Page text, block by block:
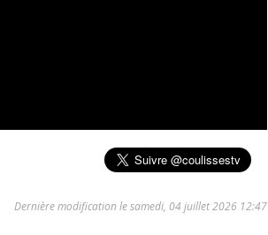
Dernière modification le samedi, 04 juillet 2026 12:47